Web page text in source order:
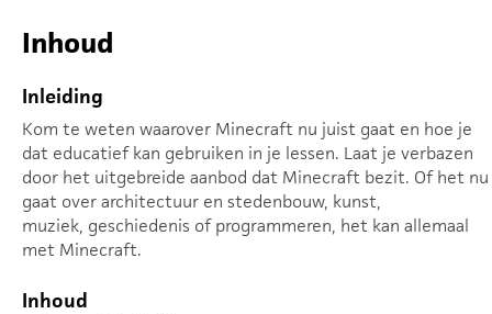
Inhoud
Inleiding
Kom te weten waarover Minecraft nu juist gaat en hoe je
dat educatief kan gebruiken in je lessen. Laat je verbazen
door het uitgebreide aanbod dat Minecraft bezit. Of het nu
gaat over architectuur en stedenbouw, kunst,
muziek, geschiedenis of programmeren, het kan allemaal
met Minecraft.
Inhoud